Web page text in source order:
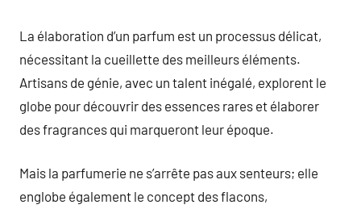
La élaboration d’un parfum est un processus délicat,
nécessitant la cueillette des meilleurs éléments.
Artisans de génie, avec un talent inégalé, explorent le
globe pour découvrir des essences rares et élaborer
des fragrances qui marqueront leur époque.
Mais la parfumerie ne s’arrête pas aux senteurs; elle
englobe également le concept des flacons,